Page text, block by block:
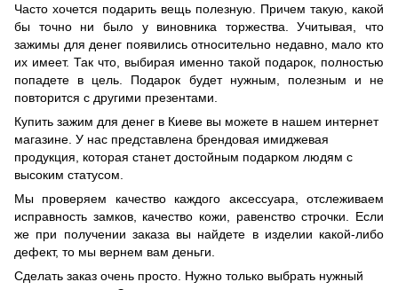
Часто хочется подарить вещь полезную. Причем такую, какой
бы точно ни было у виновника торжества. Учитывая, что
зажимы для денег появились относительно недавно, мало кто
их имеет. Так что, выбирая именно такой подарок, полностью
попадете в цель. Подарок будет нужным, полезным и не
повторится с другими презентами.
Купить зажим для денег в Киеве вы можете в нашем интернет
магазине. У нас представлена ​​брендовая имиджевая
продукция, которая станет достойным подарком людям с
высоким статусом.
Мы проверяем качество каждого аксессуара, отслеживаем
исправность замков, качество кожи, равенство строчки. Если
же при получении заказа вы найдете в изделии какой-либо
дефект, то мы вернем вам деньги.
Сделать заказ очень просто. Нужно только выбрать нужный